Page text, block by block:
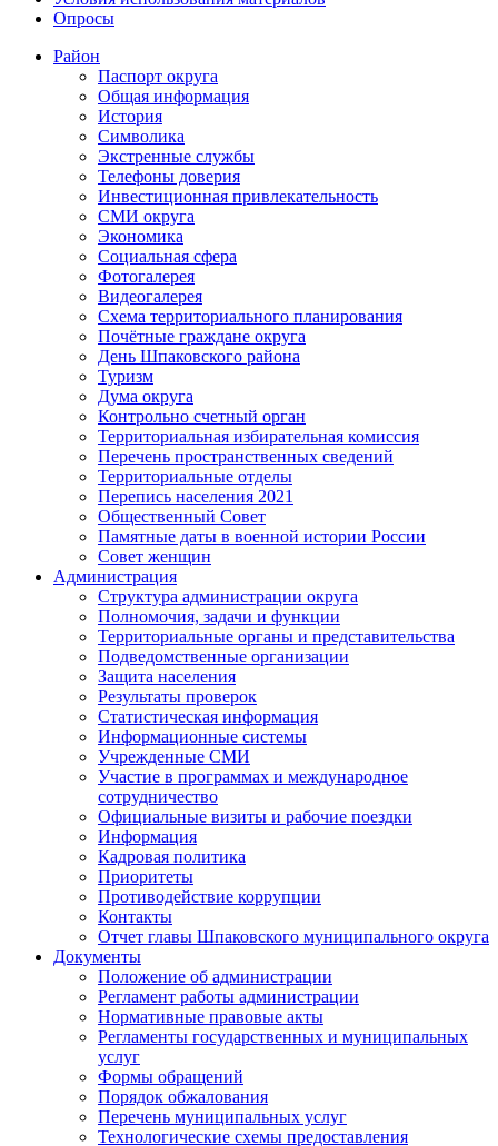
Опросы
Район
Паспорт округа
Общая информация
История
Символика
Экстренные службы
Телефоны доверия
Инвестиционная привлекательность
СМИ округа
Экономика
Социальная сфера
Фотогалерея
Видеогалерея
Схема территориального планирования
Почётные граждане округа
День Шпаковского района
Туризм
Дума округа
Контрольно счетный орган
Территориальная избирательная комиссия
Перечень пространственных сведений
Территориальные отделы
Перепись населения 2021
Общественный Совет
Памятные даты в военной истории России
Совет женщин
Администрация
Структура администрации округа
Полномочия, задачи и функции
Территориальные органы и представительства
Подведомственные организации
Защита населения
Результаты проверок
Статистическая информация
Информационные системы
Учрежденные СМИ
Участие в программах и международное
сотрудничество
Официальные визиты и рабочие поездки
Информация
Кадровая политика
Приоритеты
Противодействие коррупции
Контакты
Отчет главы Шпаковского муниципального округа
Документы
Положение об администрации
Регламент работы администрации
Нормативные правовые акты
Регламенты государственных и муниципальных
услуг
Формы обращений
Порядок обжалования
Перечень муниципальных услуг
Технологические схемы предоставления